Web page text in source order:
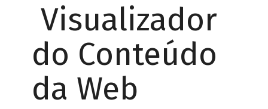
Visualizador
do Conteúdo
da Web